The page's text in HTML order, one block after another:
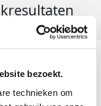
bezoekt.
technieken om